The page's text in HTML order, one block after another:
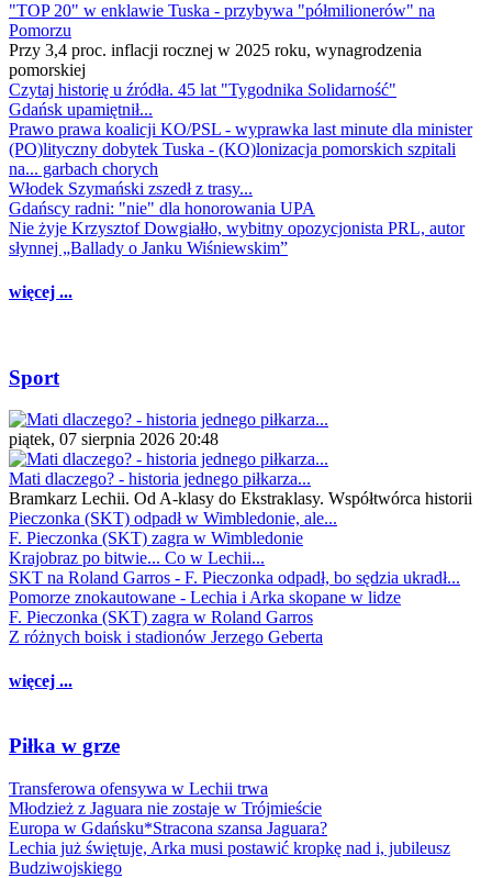
"TOP 20" w enklawie Tuska - przybywa "półmilionerów" na
Pomorzu
Przy 3,4 proc. inflacji rocznej w 2025 roku, wynagrodzenia
pomorskiej
Czytaj historię u źródła. 45 lat "Tygodnika Solidarność"
Gdańsk upamiętnił...
Prawo prawa koalicji KO/PSL - wyprawka last minute dla minister
(PO)lityczny dobytek Tuska - (KO)lonizacja pomorskich szpitali
na... garbach chorych
Włodek Szymański zszedł z trasy...
Gdańscy radni: "nie" dla honorowania UPA
Nie żyje Krzysztof Dowgiałło, wybitny opozycjonista PRL, autor
słynnej „Ballady o Janku Wiśniewskim”
więcej ...
Sport
piątek, 07 sierpnia 2026 20:48
Mati dlaczego? - historia jednego piłkarza...
Bramkarz Lechii. Od A-klasy do Ekstraklasy. Współtwórca historii
Pieczonka (SKT) odpadł w Wimbledonie, ale...
F. Pieczonka (SKT) zagra w Wimbledonie
Krajobraz po bitwie... Co w Lechii...
SKT na Roland Garros - F. Pieczonka odpadł, bo sędzia ukradł...
Pomorze znokautowane - Lechia i Arka skopane w lidze
F. Pieczonka (SKT) zagra w Roland Garros
Z różnych boisk i stadionów Jerzego Geberta
więcej ...
Piłka w grze
Transferowa ofensywa w Lechii trwa
Młodzież z Jaguara nie zostaje w Trójmieście
Europa w Gdańsku*Stracona szansa Jaguara?
Lechia już świętuje, Arka musi postawić kropkę nad i, jubileusz
Budziwojskiego